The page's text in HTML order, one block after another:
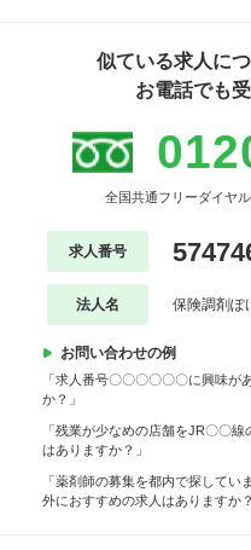
似ている求人に
お電話でも
全国共通フリーダイヤ
求人番号
法人名 保険調剤ぽ
お問い合わせの例
「求人番号〇〇〇〇〇〇に興味
か？」
「残業が少なめの店舗をJR〇〇
はありますか？」
「薬剤師の募集を都内で探して
外におすすめの求人はありますか